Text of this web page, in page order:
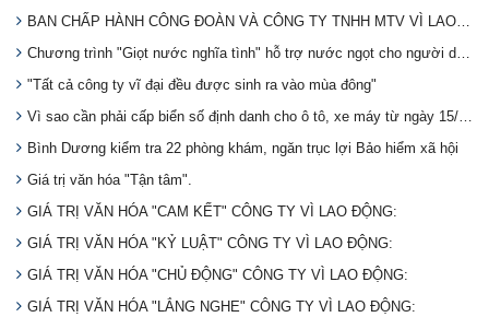
BAN CHẤP HÀNH CÔNG ĐOÀN VÀ CÔNG TY TNHH MTV VÌ LAO ĐỘNG TẶNG BÁNH TRUNG THU CHO NHÂN VIÊN DỊP TRUNG THU
Chương trình "Giọt nước nghĩa tình" hỗ trợ nước ngọt cho người dân vùng hạn mặn.
"Tất cả công ty vĩ đại đều được sinh ra vào mùa đông"
Vì sao cần phải cấp biển số định danh cho ô tô, xe máy từ ngày 15/8?
Bình Dương kiểm tra 22 phòng khám, ngăn trục lợi Bảo hiểm xã hội
Giá trị văn hóa "Tận tâm".
GIÁ TRỊ VĂN HÓA "CAM KẾT" CÔNG TY VÌ LAO ĐỘNG:
GIÁ TRỊ VĂN HÓA "KỶ LUẬT" CÔNG TY VÌ LAO ĐỘNG:
GIÁ TRỊ VĂN HÓA "CHỦ ĐỘNG" CÔNG TY VÌ LAO ĐỘNG:
GIÁ TRỊ VĂN HÓA "LẮNG NGHE" CÔNG TY VÌ LAO ĐỘNG: